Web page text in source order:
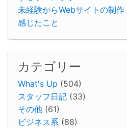
未経験からWebサイトの制
感じたこと
カテゴリー
What's Up (504)
スタッフ日記 (33)
その他 (61)
ビジネス系 (88)